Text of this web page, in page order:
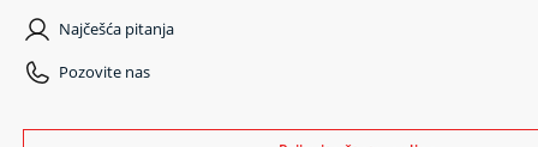
Najčešća pitanja
Pozovite nas